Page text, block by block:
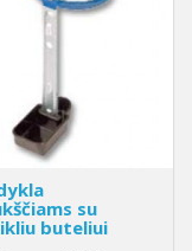
su
buteliui